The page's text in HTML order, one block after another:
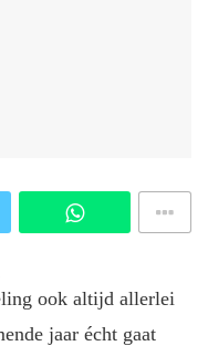
ook altijd allerlei
jaar écht gaat